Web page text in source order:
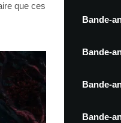
que ces
Bande-
Bande-
Bande-
Bande-